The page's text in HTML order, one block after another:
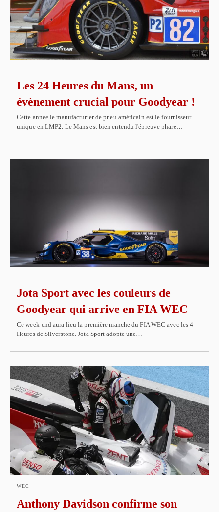
Les 24 Heures du Mans, un
évènement crucial pour Goodyear !
Cette année le manufacturier de pneu américain est le fournisseur
unique en LMP2. Le Mans est bien entendu l'épreuve phare…
Jota Sport avec les couleurs de
Goodyear qui arrive en FIA WEC
Ce week-end aura lieu la première manche du FIA WEC avec les 4
Heures de Silverstone. Jota Sport adopte une…
WEC
Anthony Davidson confirme son